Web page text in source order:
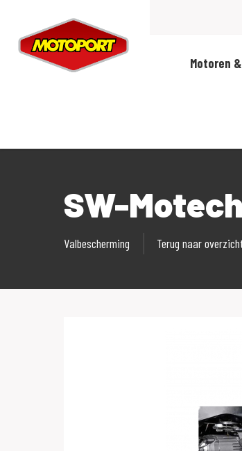
Motoren
SW-
Valbescherming Terug naar